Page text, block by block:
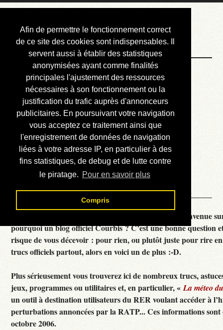
Afin de permettre le fonctionnement correct
de ce site des cookies sont indispensables. Il
servent aussi à établir des statistiques
anonymisées ayant comme finalités
principales l'ajustement des ressources
nécessaires à son fonctionnement ou la
justification du trafic auprès d'annonceurs
publicitaires. En poursuivant votre navigation
vous acceptez ce traitement ainsi que
l'enregistrement de données de navigation
liées à votre adresse IP, en particulier à des
fins statistiques, de debug et de lutte contre
le piratage. Pour en savoir plus
Compris
Courbis, « LE »
Blog Officiel
Bienvenue
Réalisations
Divers (et d’été)
Annonces
Liens externes
Téléchargement
Contact
Courbis, « LE » Blog Officiel - je vous souhaite la bienvenue
pourquoi un blog officiel Courbis ? C’est une bonne question
risque de vous décevoir : pour rien, ou plutôt juste pour rire
trucs officiels partout, alors en voici un de plus :-D.
Plus sérieusement vous trouverez ici de nombreux trucs,
jeux, programmes ou utilitaires et, en particulier, «La méteo
un outil à destination utilisateurs du RER voulant accéder à
perturbations annoncées par la RATP... Ces informations sont
octobre 2006.